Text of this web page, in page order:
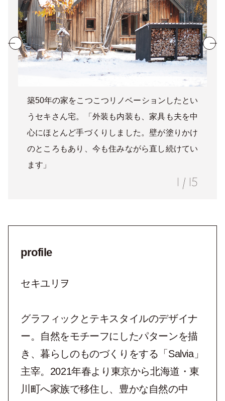
築50年の家をこつこつリノベーションしたとい
うセキさん宅。「外装も内装も、家具も夫を中
心にほとんど手づくりしました。壁が塗りかけ
のところもあり、今も住みながら直し続けてい
ます」
1 / 15
profile
セキユリヲ
グラフィックとテキスタイルのデザイナ
ー。自然をモチーフにしたパターンを描
き、暮らしのものづくりをする「Salvia」
主宰。2021年春より東京から北海道・東
川町へ家族で移住し、豊かな自然の中